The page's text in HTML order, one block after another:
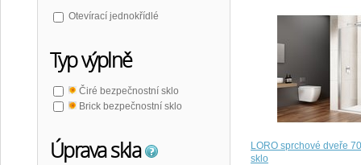
Otevírací jednokřídlé
Typ výplně
Čiré bezpečnostní sklo
Brick bezpečnostní sklo
Úprava skla
LORO sprchové dveře
sklo